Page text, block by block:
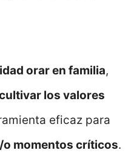
orar en familia,
los valores
eficaz para
momentos críticos.